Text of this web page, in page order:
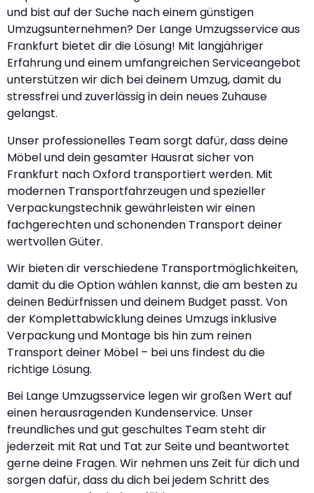
und bist auf der Suche nach einem günstigen
Umzugsunternehmen? Der Lange Umzugsservice aus
Frankfurt bietet dir die Lösung! Mit langjähriger
Erfahrung und einem umfangreichen Serviceangebot
unterstützen wir dich bei deinem Umzug, damit du
stressfrei und zuverlässig in dein neues Zuhause
gelangst.
Unser professionelles Team sorgt dafür, dass deine
Möbel und dein gesamter Hausrat sicher von
Frankfurt nach Oxford transportiert werden. Mit
modernen Transportfahrzeugen und spezieller
Verpackungstechnik gewährleisten wir einen
fachgerechten und schonenden Transport deiner
wertvollen Güter.
Wir bieten dir verschiedene Transportmöglichkeiten,
damit du die Option wählen kannst, die am besten zu
deinen Bedürfnissen und deinem Budget passt. Von
der Komplettabwicklung deines Umzugs inklusive
Verpackung und Montage bis hin zum reinen
Transport deiner Möbel – bei uns findest du die
richtige Lösung.
Bei Lange Umzugsservice legen wir großen Wert auf
einen herausragenden Kundenservice. Unser
freundliches und gut geschultes Team steht dir
jederzeit mit Rat und Tat zur Seite und beantwortet
gerne deine Fragen. Wir nehmen uns Zeit für dich und
sorgen dafür, dass du dich bei jedem Schritt des